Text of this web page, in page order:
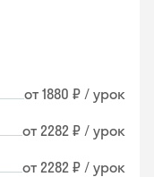
от 1880 ₽ / урок
от 2282 ₽ / урок
от 2282 ₽ / урок